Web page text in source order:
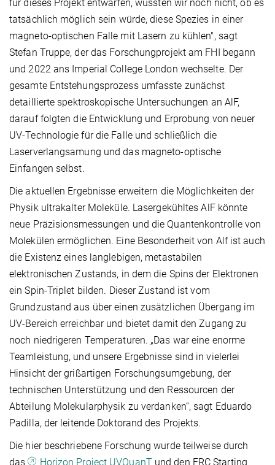
für dieses Projekt entwarfen, wussten wir noch nicht, ob es
tatsächlich möglich sein würde, diese Spezies in einer
magneto-optischen Falle mit Lasern zu kühlen", sagt
Stefan Truppe, der das Forschungprojekt am FHI begann
und 2022 ans Imperial College London wechselte. Der
gesamte Entstehungsprozess umfasste zunächst
detaillierte spektroskopische Untersuchungen an AlF,
darauf folgten die Entwicklung und Erprobung von neuer
UV-Technologie für die Falle und schließlich die
Laserverlangsamung und das magneto-optische
Einfangen selbst.
Die aktuellen Ergebnisse erweitern die Möglichkeiten der
Physik ultrakalter Moleküle. Lasergekühltes AlF könnte
neue Präzisionsmessungen und die Quantenkontrolle von
Molekülen ermöglichen. Eine Besonderheit von Alf ist auch
die Existenz eines langlebigen, metastabilen
elektronischen Zustands, in dem die Spins der Elektronen
ein Spin-Triplet bilden. Dieser Zustand ist vom
Grundzustand aus über einen zusätzlichen Übergang im
UV-Bereich erreichbar und bietet damit den Zugang zu
noch niedrigeren Temperaturen. „Das war eine enorme
Teamleistung, und unsere Ergebnisse sind in vielerlei
Hinsicht der grißartigen Forschungsumgebung, der
technischen Unterstützung und den Ressourcen der
Abteilung Molekularphysik zu verdanken“, sagt Eduardo
Padilla, der leitende Doktorand des Projekts.
Die hier beschriebene Forschung wurde teilweise durch
das
Horizon Project UVQuanTund den ERC Starting